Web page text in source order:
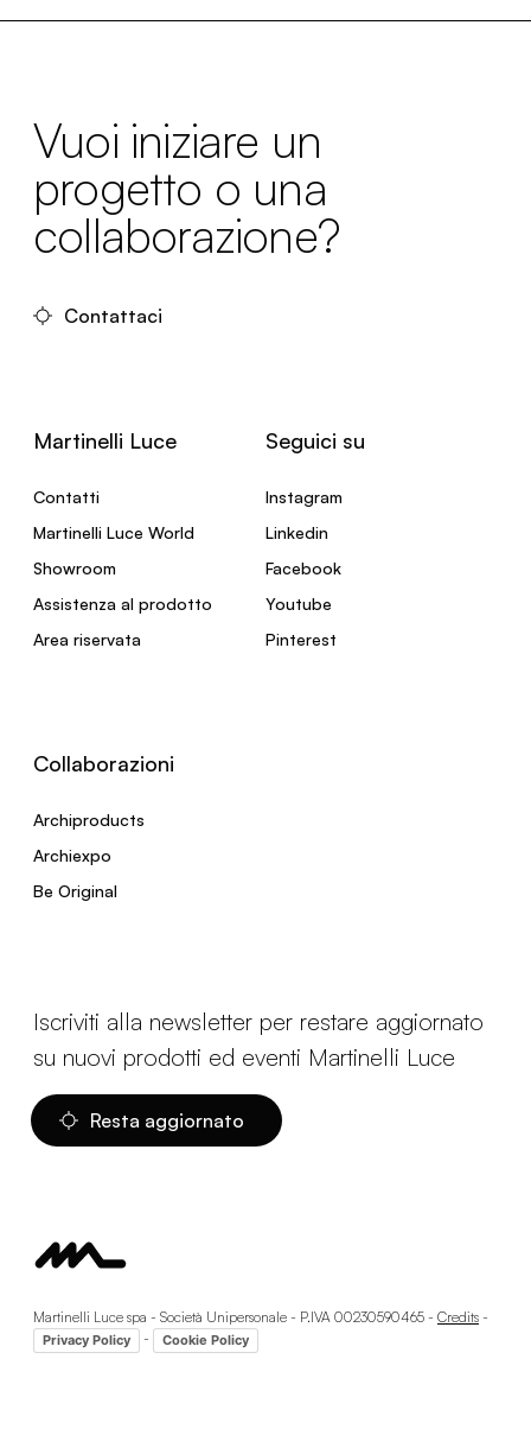
Vuoi iniziare un
progetto o una
collaborazione?
Contattaci
Martinelli Luce
Contatti
Martinelli Luce World
Showroom
Assistenza al prodotto
Area riservata
Seguici su
Instagram
Linkedin
Facebook
Youtube
Pinterest
Collaborazioni
Archiproducts
Archiexpo
Be Original
Iscriviti alla newsletter per restare aggiornato
su nuovi prodotti ed eventi Martinelli Luce
Resta aggiornato
Martinelli Luce spa - Società Unipersonale - P.IVA 00230590465 - Credits -
Privacy Policy - Cookie Policy